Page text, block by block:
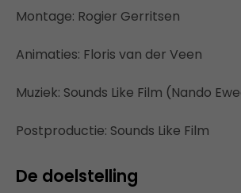
Montage: Rogier Gerritsen
Animaties: Floris van der Veen
Muziek: Sounds Like Film (Nando
Postproductie: Sounds Like Film
De doelstelling